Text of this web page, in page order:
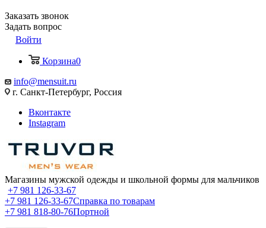
Заказать звонок
Задать вопрос
Войти
Корзина0
info@mensuit.ru
г. Санкт-Петербург, Россия
Вконтакте
Instagram
Магазины мужской одежды и школьной формы для мальчиков
+7 981 126-33-67
+7 981 126-33-67Справка по товарам
+7 981 818-80-76Портной